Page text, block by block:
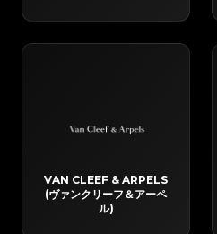
VAN CLEEF & ARPELS
(ヴァンクリーフ＆アーペ
ル)